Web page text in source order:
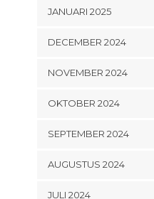
JANUARI 2025
DECEMBER 2024
NOVEMBER 2024
OKTOBER 2024
SEPTEMBER 2024
AUGUSTUS 2024
JULI 2024